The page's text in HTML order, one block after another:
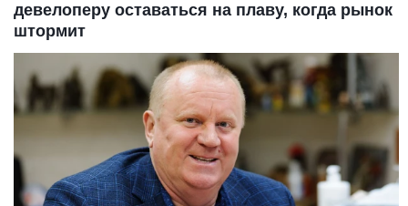
девелоперу оставаться на плаву, когда рынок
штормит